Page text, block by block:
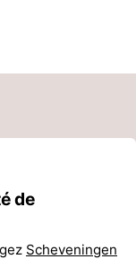
de
Scheveningen